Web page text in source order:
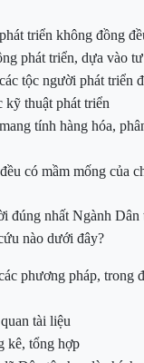
phát triển không đồng
phát triển, dựa vào
tộc người phát triển
kỹ thuật phát triển
tính hàng hóa,
có mầm mống của
đúng nhất Ngành Dân
nào dưới đây?
phương pháp, trong
tài liệu
kê, tổng hợp